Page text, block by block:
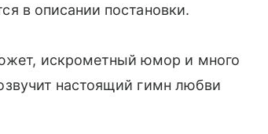
в описании постановки.
искрометный юмор и много
настоящий гимн любви